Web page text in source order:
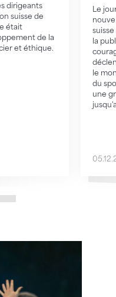
dirigeants
suisse de
était
de la
et éthique.
Le
la
le
du
une